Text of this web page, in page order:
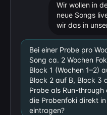
Wir wollen in
neue Songs
wir das in
Bei einer Probe pro
Song ca. 2 Wochen
Block 1 (Wochen 1–2)
Block 2 auf B, Block 3
Probe als Run-through
die Probenfoki direkt
eintragen?